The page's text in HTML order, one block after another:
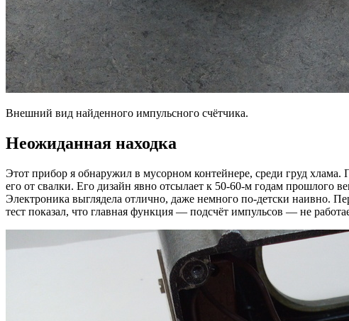
Внешний вид найденного импульсного счётчика.
Неожиданная находка
Этот прибор я обнаружил в мусорном контейнере, среди груд хлама.
его от свалки. Его дизайн явно отсылает к 50-60-м годам прошлого
Электроника выглядела отлично, даже немного по-детски наивно.
тест показал, что главная функция — подсчёт импульсов — не